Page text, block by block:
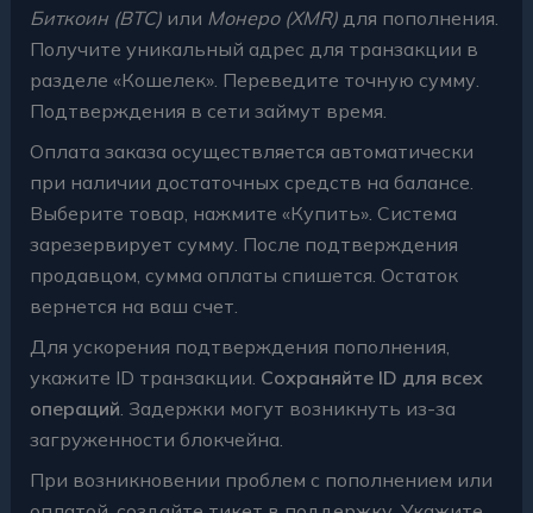
Биткоин (BTC)или Монеро (XMR)для пополнения.
Получите уникальный адрес для транзакции в
разделе «Кошелек». Переведите точную сумму.
Подтверждения в сети займут время.
Оплата заказа осуществляется автоматически
при наличии достаточных средств на балансе.
Выберите товар, нажмите «Купить». Система
зарезервирует сумму. После подтверждения
продавцом, сумма оплаты спишется. Остаток
вернется на ваш счет.
Для ускорения подтверждения пополнения,
укажите ID транзакции. Сохраняйте ID для всех
операций . Задержки могут возникнуть из-за
загруженности блокчейна.
При возникновении проблем с пополнением или